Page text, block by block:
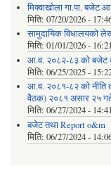
मिक्वाखोला गा.पा. बजेट
मिति: 07/20/2026 -
सामुदायिक विधालयको
मिति: 01/01/2026 - 16:21
आ.व. २०८२-८३ को बजेट
मिति: 06/25/2025 -
आ.व. २०८१-८२ को नीति
वैठक) २०८१ असार २५
मिति: 06/27/2024 - 14:41
बजेट तथा Report o&m
मिति: 06/27/2024 -